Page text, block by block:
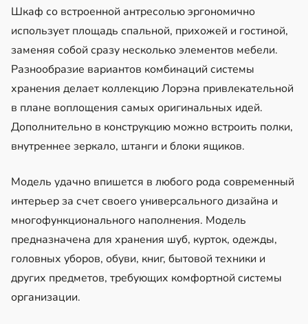
Шкаф со встроенной антресолью эргономично
использует площадь спальной, прихожей и гостиной,
заменяя собой сразу несколько элементов мебели.
Разнообразие вариантов комбинаций системы
хранения делает коллекцию Лорэна привлекательной
в плане воплощения самых оригинальных идей.
Дополнительно в конструкцию можно встроить полки,
внутреннее зеркало, штанги и блоки ящиков.
Модель удачно впишется в любого рода современный
интерьер за счет своего универсального дизайна и
многофункционального наполнения. Модель
предназначена для хранения шуб, курток, одежды,
головных уборов, обуви, книг, бытовой техники и
других предметов, требующих комфортной системы
организации.